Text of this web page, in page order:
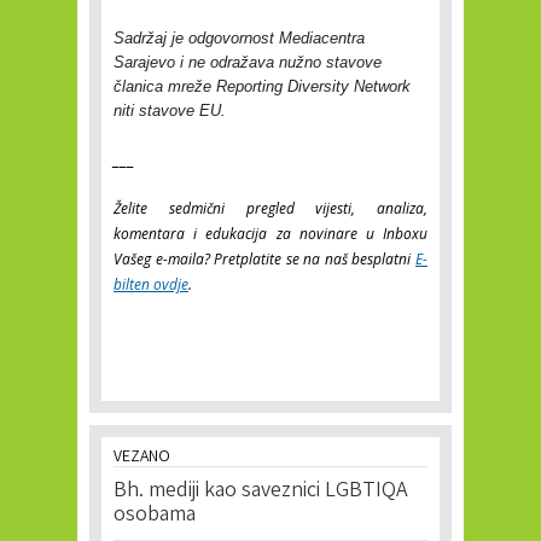
Sadržaj je odgovornost Mediacentra
Sarajevo i ne odražava nužno stavove
članica mreže Reporting Diversity Network
niti stavove EU.
Želite sedmični pregled vijesti, analiza,
komentara i edukacija za novinare u Inboxu
Vašeg e-maila? Pretplatite se na naš besplatni E-
bilten ovdje.
VEZANO
Bh. mediji kao saveznici LGBTIQA
osobama